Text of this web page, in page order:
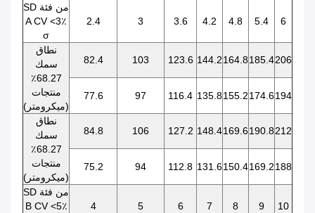
SD من فئة
A CV <3٪
σ
2.4 3 3.6 4.2 4.8 5.4 6
نطاق
سمك
68.27٪
منتجات
(ميكرومتر)
82.4 103 123.6 144.2164.8185.4206
77.6 97 116.4 135.8155.2174.6194
نطاق
سمك
68.27٪
منتجات
(ميكرومتر)
84.8 106 127.2 148.4169.6190.8212
75.2 94 112.8 131.6150.4169.2188
SD من فئة
B CV <5٪
4 5 6 7 8 9 10